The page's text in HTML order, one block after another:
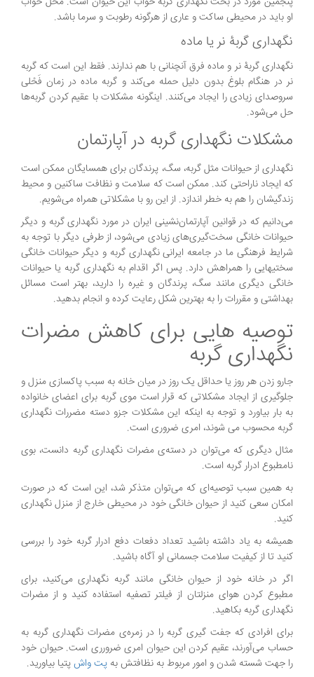
او باید در محیطی ساکت و عاری از هرگونه رطوبت و سرما باشد.
نگهداری گربۀ نر یا ماده
نگهداری گربۀ نر و ماده فرق آنچنانی با هم ندارند. فقط این است که گربه
نر در هنگام بلوغ بدون دلیل حمله می‌کند و گربه ماده در زمان فَحْلی
سر‌وصدای زیادی را ایجاد می‌کنند. اینگونه مشکلات با عقیم کردن گربه‌ها
حل می‌شود.
مشکلات نگهداری گربه در آپارتمان
نگهداری از حیوانات مثل گربه، سگ، پرندگان برای همسایگان ممکن است
که ایجاد ناراحتی کند. ممکن است که سلامت و نظافت ساکنین و محیط
زندگیشان را هم به خطر اندازد. از این رو با مشکلاتی همراه می‌شویم.
می‌دانیم که در قوانین آپارتمان‌نشینی ایران در مورد نگهداری گربه و دیگر
حیوانات خانگی سخت‌گیری‌های زیادی می‌شود، از طرفی دیگر با توجه به
شرایط فرهنگی ما در جامعه ایرانی نگهداری گربه و دیگر حیوانات خانگی
سختیهایی را همراهش دارد. پس اگر اقدام به نگهداری گربه یا حیوانات
خانگی دیگری مانند سگ، پرندگان و غیره را دارید، بهتر است مسائل
بهداشتی و مقررات را به بهترین شکل رعایت کرده و انجام بدهید.
توصیه هایی برای کاهش مضرات
نگهداری گربه
جارو زدن هر روز یا حداقل یک روز در میان خانه به سبب پاکسازی منزل و
جلوگیری از ایجاد مشکلاتی که قرار است موی گربه برای اعضای خانواده
به بار بیاورد و توجه به اینکه این مشکلات جزو دسته مضررات نگهداری
گربه محسوب می شوند، امری ضروری است.
مثال دیگری که می‌توان در دسته‌ی مضرات نگهداری گربه دانست، بوی
نامطبوع ادرار گربه است.
به همین سبب توصیه‌ای که می‌توان متذکر شد، این است که در صورت
امکان سعی کنید از حیوان خانگی خود در محیطی خارج از منزل نگهداری
کنید.
همیشه به یاد داشته باشید تعداد دفعات دفع ادرار گربه خود را بررسی
کنید تا از کیفیت سلامت جسمانی او آگاه باشید.
اگر در خانه خود از حیوان خانگی مانند گربه نگهداری می‌کنید، برای
مطبوع کردن هوای منزلتان از فیلتر تصفیه استفاده کنید و از مضرات
نگهداری گربه بکاهید.
برای افرادی که جفت گیری گربه را در زمره‌ی مضرات نگهداری گربه به
حساب می‌آورند، عقیم کردن این حیوان امری ضرورری است. حیوان خود
را جهت شسته شدن و امور مربوط به نظافتش به پت واشپتیا بیاورید.